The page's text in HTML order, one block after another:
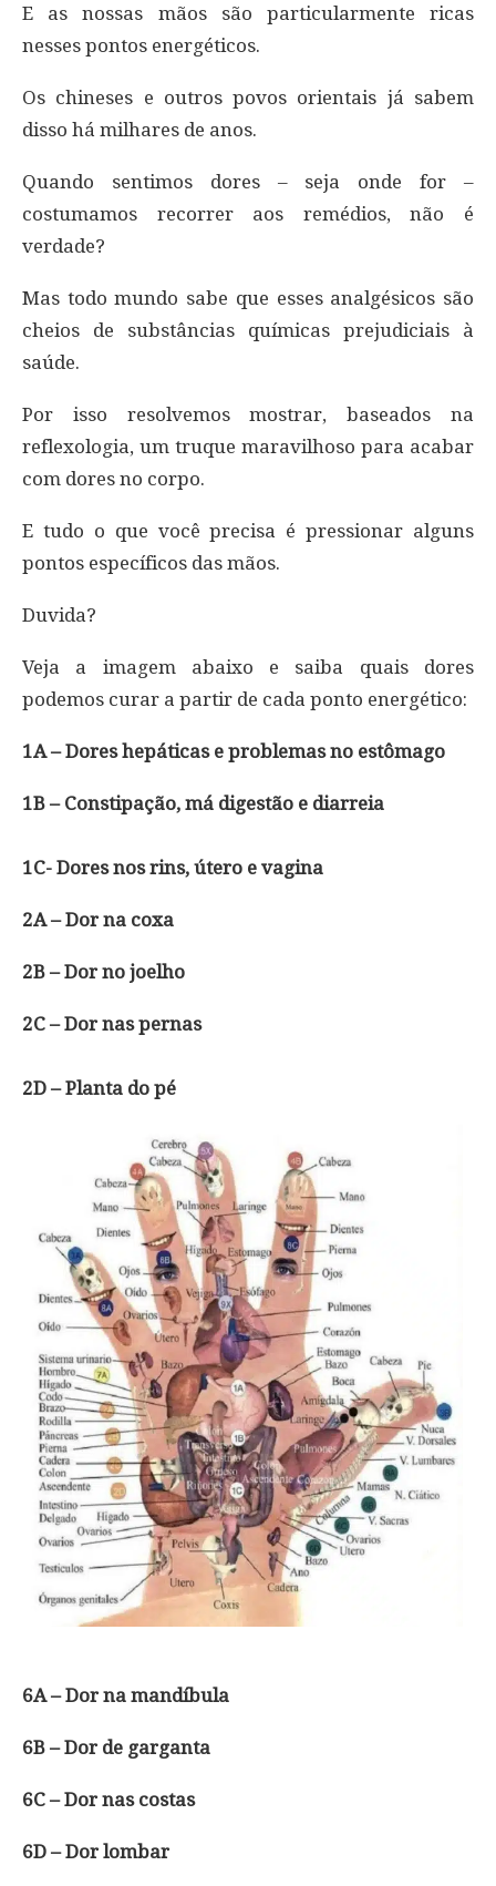
E as nossas mãos são particularmente ricas
nesses pontos energéticos.
Os chineses e outros povos orientais já sabem
disso há milhares de anos.
Quando sentimos dores – seja onde for –
costumamos recorrer aos remédios, não é
verdade?
Mas todo mundo sabe que esses analgésicos são
cheios de substâncias químicas prejudiciais à
saúde.
Por isso resolvemos mostrar, baseados na
reflexologia, um truque maravilhoso para acabar
com dores no corpo.
E tudo o que você precisa é pressionar alguns
pontos específicos das mãos.
Duvida?
Veja a imagem abaixo e saiba quais dores
podemos curar a partir de cada ponto energético:
1A – Dores hepáticas e problemas no estômago
1B – Constipação, má digestão e diarreia
1C- Dores nos rins, útero e vagina
2A – Dor na coxa
2B – Dor no joelho
2C – Dor nas pernas
2D – Planta do pé
6A – Dor na mandíbula
6B – Dor de garganta
6C – Dor nas costas
6D – Dor lombar